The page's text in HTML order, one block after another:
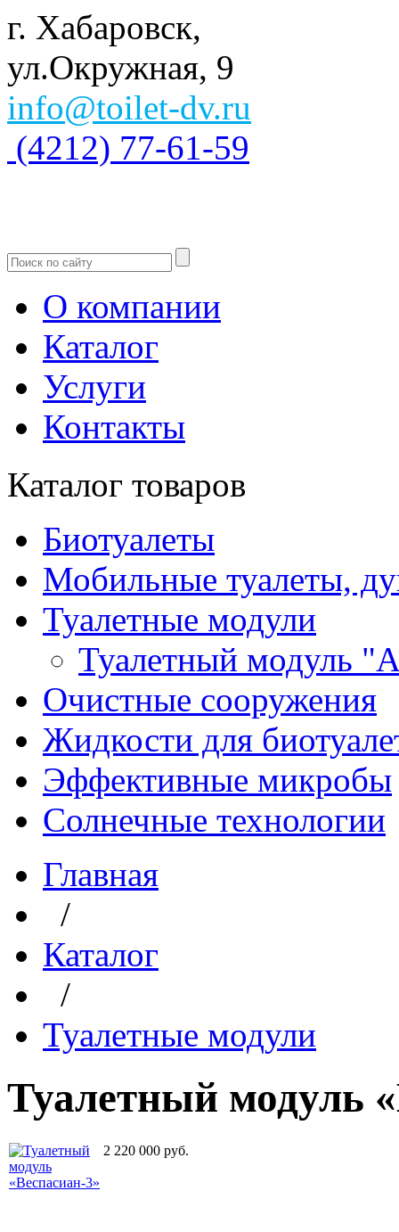
г. Хабаровск,
ул.Окружная, 9
info@toilet-dv.ru
(4212) 77-61-59
О компании
Каталог
Услуги
Контакты
Каталог товаров
Биотуалеты
Мобильные туалеты,
Туалетные модули
Туалетный модуль
Очистные сооружения
Жидкости для
Эффективные микробы
Солнечные технологии
Главная
/
Каталог
/
Туалетные модули
Туалетный модуль
2 220 000 руб.